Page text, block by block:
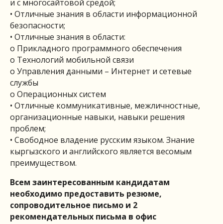
и с многосайтовой средой;
• Отличные знания в области информационной
безопасности;
• Отличные знания в области:
o Прикладного программного обеспечения
o Технологий мобильной связи
o Управления данными – Интернет и сетевые
службы
o Операционных систем
• Отличные коммуникативные, межличностные,
организационные навыки, навыки решения
проблем;
• Свободное владение русским языком. Знание
кыргызского и английского является весомым
преимуществом.
Всем заинтересованным кандидатам
необходимо предоставить резюме,
сопроводительное письмо и 2
рекомендательных письма в офис